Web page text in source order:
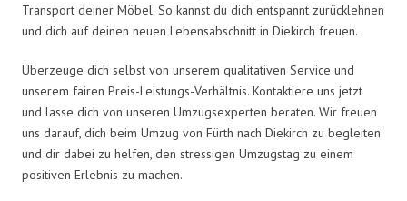
Transport deiner Möbel. So kannst du dich entspannt zurücklehnen
und dich auf deinen neuen Lebensabschnitt in Diekirch freuen.
Überzeuge dich selbst von unserem qualitativen Service und
unserem fairen Preis-Leistungs-Verhältnis. Kontaktiere uns jetzt
und lasse dich von unseren Umzugsexperten beraten. Wir freuen
uns darauf, dich beim Umzug von Fürth nach Diekirch zu begleiten
und dir dabei zu helfen, den stressigen Umzugstag zu einem
positiven Erlebnis zu machen.